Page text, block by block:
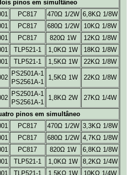
pinos em simultâneo
PC817 470Ω 1/2W 6,8KΩ 1/8W
PC817 680Ω 1/2W
10KΩ 1/8W
PC817 820Ω 1W
12KΩ 1/8W
TLP521-1 1,0KΩ 1W
18KΩ 1/8W
TLP521-1 1,5KΩ 1W 22KΩ 1/8W
PS2501A-1
PS2561A-1
1,5KΩ 1W 22KΩ 1/8W
PS2501A-1
PS2561A-1
1,8KΩ 2W 27KΩ 1/4W
pinos em simultâneo
PC817 470Ω 1/2W 3,3KΩ 1/8W
PC817 680Ω 1/2W 4,7KΩ 1/8W
PC817 820Ω 1W
6,8KΩ 1/8W
TLP521-1 1,0KΩ 1W
8,2KΩ 1/4W
TLP521-1 1,5KΩ 1W 10KΩ 1/4W